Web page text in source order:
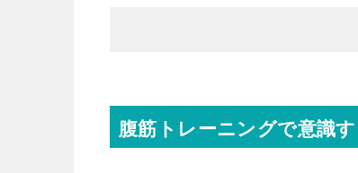
腹筋トレーニングで意識